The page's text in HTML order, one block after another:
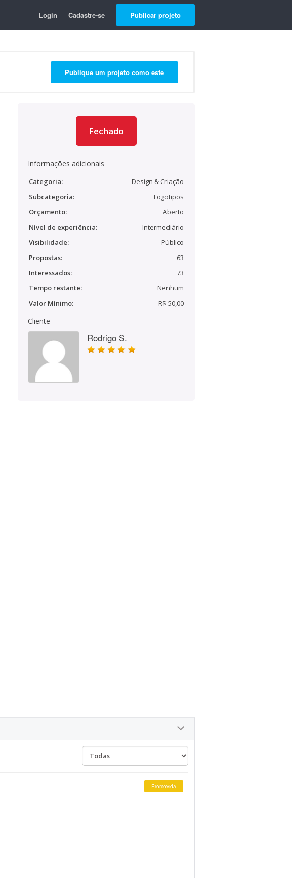
Login Cadastre-se Publicar projeto
Publique um projeto como este
Fechado
Informações adicionais
Categoria:
Design & Criação
Subcategoria:
Logotipos
Orçamento:
Aberto
Nível de experiência:
Intermediário
Visibilidade:
Público
Propostas:
63
Interessados:
73
Tempo restante:
Nenhum
Valor Mínimo:
R$ 50,00
Cliente
Rodrigo S.
Promovida